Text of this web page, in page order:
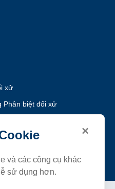
xử
Phân biệt đối xử
YouTube
×
và các công cụ khác
sử dụng hơn.